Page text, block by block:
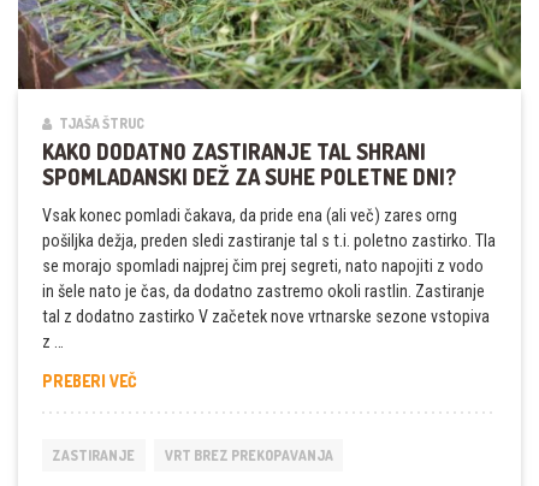
TJAŠA ŠTRUC
KAKO DODATNO ZASTIRANJE TAL SHRANI
SPOMLADANSKI DEŽ ZA SUHE POLETNE DNI?
Vsak konec pomladi čakava, da pride ena (ali več) zares orng
pošiljka dežja, preden sledi zastiranje tal s t.i. poletno zastirko. Tla
se morajo spomladi najprej čim prej segreti, nato napojiti z vodo
in šele nato je čas, da dodatno zastremo okoli rastlin. Zastiranje
tal z dodatno zastirko V začetek nove vrtnarske sezone vstopiva
z …
PREBERI VEČKAKO
ZASTIRANJE VRT BREZ PREKOPAVANJA